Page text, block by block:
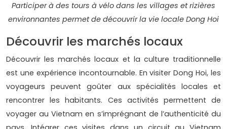
Participer à des tours à vélo dans les villages et rizières
environnantes permet de découvrir la vie locale Dong Hoi
Découvrir les marchés locaux
Découvrir les marchés locaux et la culture traditionnelle
est une expérience incontournable. En visiter Dong Hoi, les
voyageurs peuvent goûter aux spécialités locales et
rencontrer les habitants. Ces activités permettent de
voyager au Vietnam en s’imprégnant de l’authenticité du